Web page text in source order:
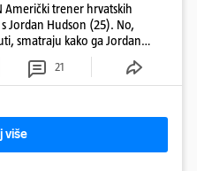
Američki trener hrvatskih
Jordan Hudson (25). No,
smatraju kako ga Jordan
21
više